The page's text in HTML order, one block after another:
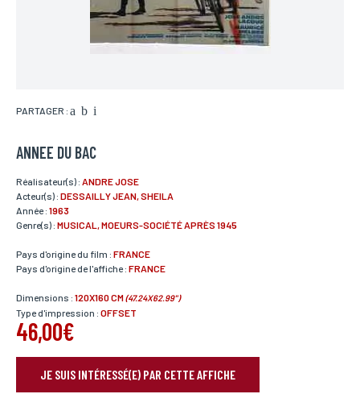
PARTAGER :
ANNEE DU BAC
Réalisateur(s) : ANDRE JOSE
Acteur(s) : DESSAILLY JEAN, SHEILA
Année : 1963
Genre(s) : MUSICAL, MOEURS-SOCIÉTÉ APRÈS 1945
Pays d'origine du film : FRANCE
Pays d'origine de l'affiche : FRANCE
Dimensions : 120X160 CM(47.24X62.99")
Type d'impression : OFFSET
46,00€
JE SUIS INTÉRESSÉ(E) PAR CETTE AFFICHE